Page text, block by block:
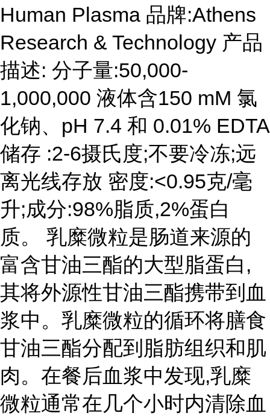
Human Plasma 品牌:Athens
Research & Technology 产品
描述: 分子量:50,000-
1,000,000 液体含150 mM 氯
化钠、pH 7.4 和 0.01% EDTA
储存 :2-6摄氏度;不要冷冻;远
离光线存放 密度:<0.95克/毫
升;成分:98%脂质,2%蛋白
质。 乳糜微粒是肠道来源的
富含甘油三酯的大型脂蛋白,
其将外源性甘油三酯携带到血
浆中。乳糜微粒的循环将膳食
甘油三酯分配到脂肪组织和肌
肉。在餐后血浆中发现,乳糜
微粒通常在几个小时内清除血